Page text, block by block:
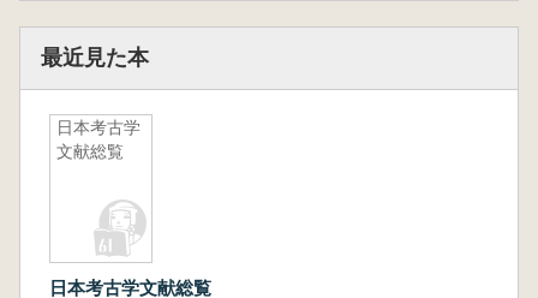
最近見た本
日本考古学
文献総覧
日本考古学文献総覧